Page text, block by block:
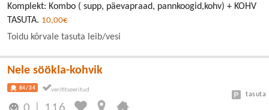
Komplekt: Kombo ( supp, päevapraad, pannkoogid,kohv) + KOHV
TASUTA. 10,00€
Toidu kõrvale tasuta leib/vesi
Nele söökla-kohvik
84/34
tasuta